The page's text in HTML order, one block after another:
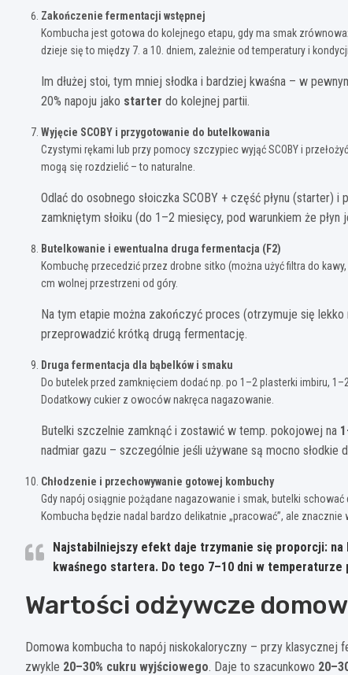
Zakończenie fermentacji wstępnej
Kombucha jest gotowa do kolejnego etapu, gdy ma smak
dzieje się to między 7. a 10. dniem, zależnie od temperatury i
Im dłużej stoi, tym mniej słodka i bardziej kwaśna – w
20% napoju jako starter do kolejnej partii.
Wyjęcie SCOBY i przygotowanie do butelkowania
Czystymi rękami lub przy pomocy szczypiec wyjąć SCOBY i
mogą się rozdzielić – to naturalne.
Odlać do osobnego słoiczka SCOBY + część płynu
zamkniętym słoiku (do 1–2 miesięcy, pod warunkiem że płyn
Butelkowanie i ewentualna druga fermentacja (F2)
Kombuchę przecedzić przez drobne sitko (można użyć filtra do
cm wolnej przestrzeni od góry.
Na tym etapie można zakończyć proces (otrzymuje się lekko
przeprowadzić krótką drugą fermentację.
Druga fermentacja dla bąbelków i smaku
Do butelek przed zamknięciem dodać np. po 1–2 plasterki imbiru,
Dodatkowy cukier z owoców nakręca nagazowanie.
Butelki szczelnie zamknąć i zostawić w temp. pokojowej na
nadmiar gazu – szczególnie jeśli używane są mocno słodkie
Chłodzenie i przechowywanie gotowej kombuchy
Gdy napój osiągnie pożądane nagazowanie i smak, butelki schować
Kombucha będzie nadal bardzo delikatnie „pracować”, ale znacznie
Najstabilniejszy efekt daje trzymanie się proporcji: na
kwaśnego startera. Do tego 7–10 dni w temperaturze
Wartości odżywcze
Domowa kombucha to napój niskokaloryczny – przy
zwykle 20–30% cukru wyjściowego. Daje to szacunkowo